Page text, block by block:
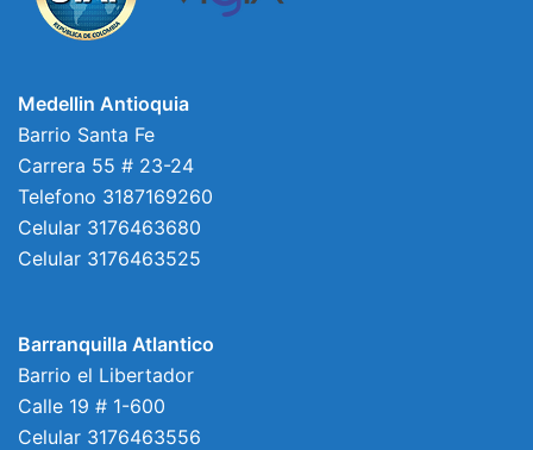
Medellin Antioquia
Barrio Santa Fe
Carrera 55 # 23-24
Telefono 3187169260
Celular 3176463680
Celular 3176463525
Barranquilla Atlantico
Barrio el Libertador
Calle 19 # 1-600
Celular 3176463556